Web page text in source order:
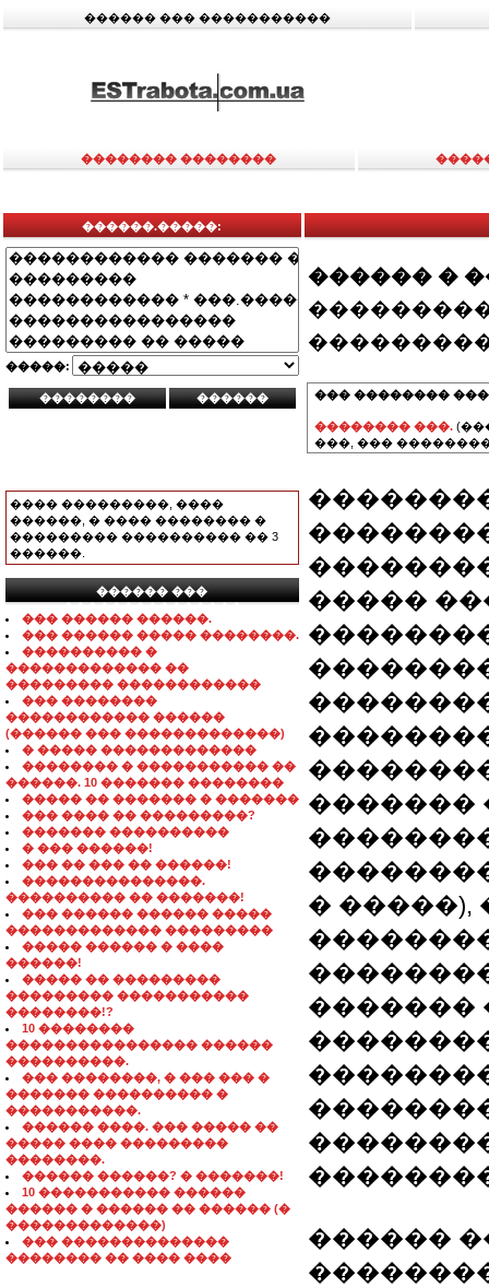
������ ��� �����������
�������� ��������
������.�����:
�����:
���� ���������, ����
������, � ���� �������� �
��������� ���������� �� 3
������.
������ ���
���������������
��� ������ ������.
��� ������ ����� ��������.
���������� �
������������� ��
��������� ������������
��� ��������
������������ ������
(������ ��� �������������)
� ����� �������������
�������� � ����������� ��
������. 10 ������� ��������
����� �� ������� � �������
��� ���� �� ���������?
������� ����������
� ��� ������!
��� �� ��� �� ������!
���������������.
���������� �� �������!
��� ������ ������ �����
������������� ���������
����� ������ � ����
������!
����� �� ���������
��������� �����������
��������!?
10 ��������
���������������� ������
����������.
��� ��������, � ��� ��� �
������� ���������� �
�����������.
������ ����. ��� ����� ��
����� ���� ���������
��������.
������ ������? � �������!
10 ����������� ������
������ � ������ �� ������ (�
�������������)
��� ��������������
�������� �� ���� ����
������ �
��� ��������
�������� ���.
���, ���
�����
�������
�
�������
������